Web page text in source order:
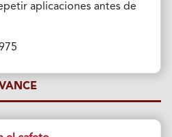
aplicaciones antes de